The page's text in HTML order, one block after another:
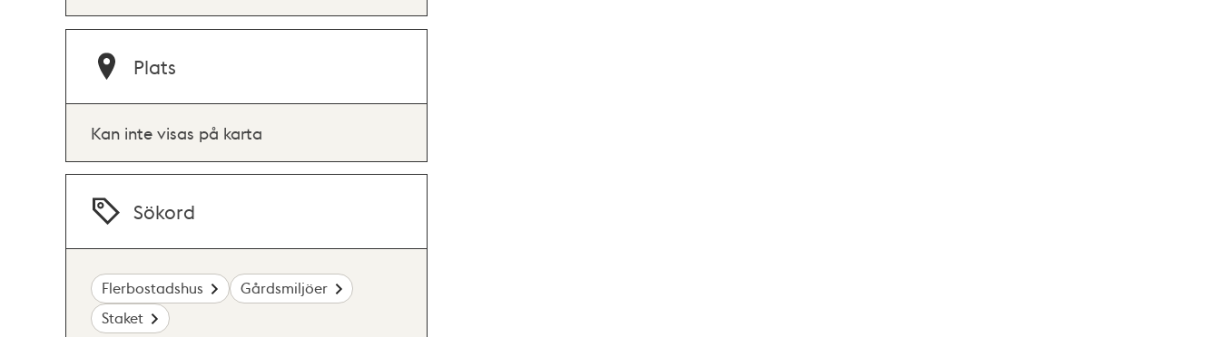
Plats
Kan inte visas på karta
Sökord
Flerbostadshus
Gårdsmiljöer
Staket